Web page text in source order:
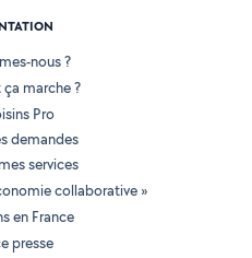
nous ?
marche ?
Pro
demandes
services
collaborative »
en France
presse